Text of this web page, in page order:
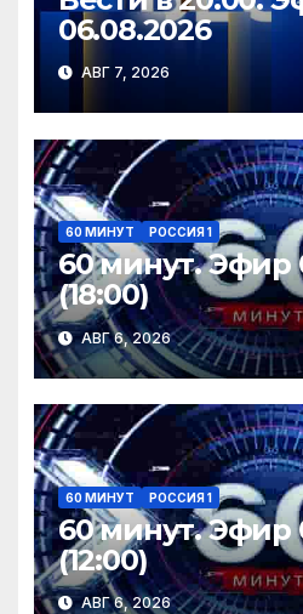
06.08.2026
АВГ 7, 2026
60 МИНУТ РОССИЯ 1
60 минут. Эфир
(18:00)
АВГ 6, 2026
60 МИНУТ РОССИЯ 1
60 минут. Эфир
(12:00)
АВГ 6, 2026